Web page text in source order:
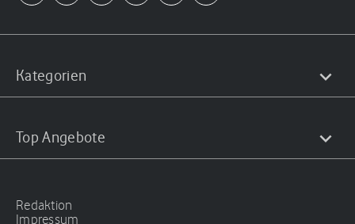
Kategorien
Top Angebote
Redaktion
Impressum